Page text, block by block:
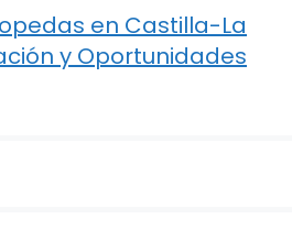
en Castilla-La
y Oportunidades